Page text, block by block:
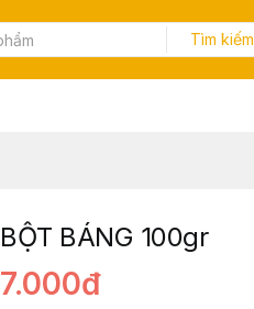
Tìm kiếm
BỘT BÁNG 100gr
7.000đ